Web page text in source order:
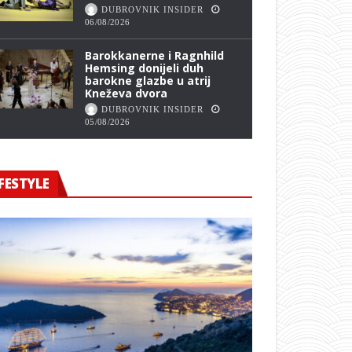
DUBROVNIK INSIDER
06/08/2026
Barokkanerne i Ragnhild
Hemsing donijeli duh
barokne glazbe u atrij
Kneževa dvora
DUBROVNIK INSIDER
05/08/2026